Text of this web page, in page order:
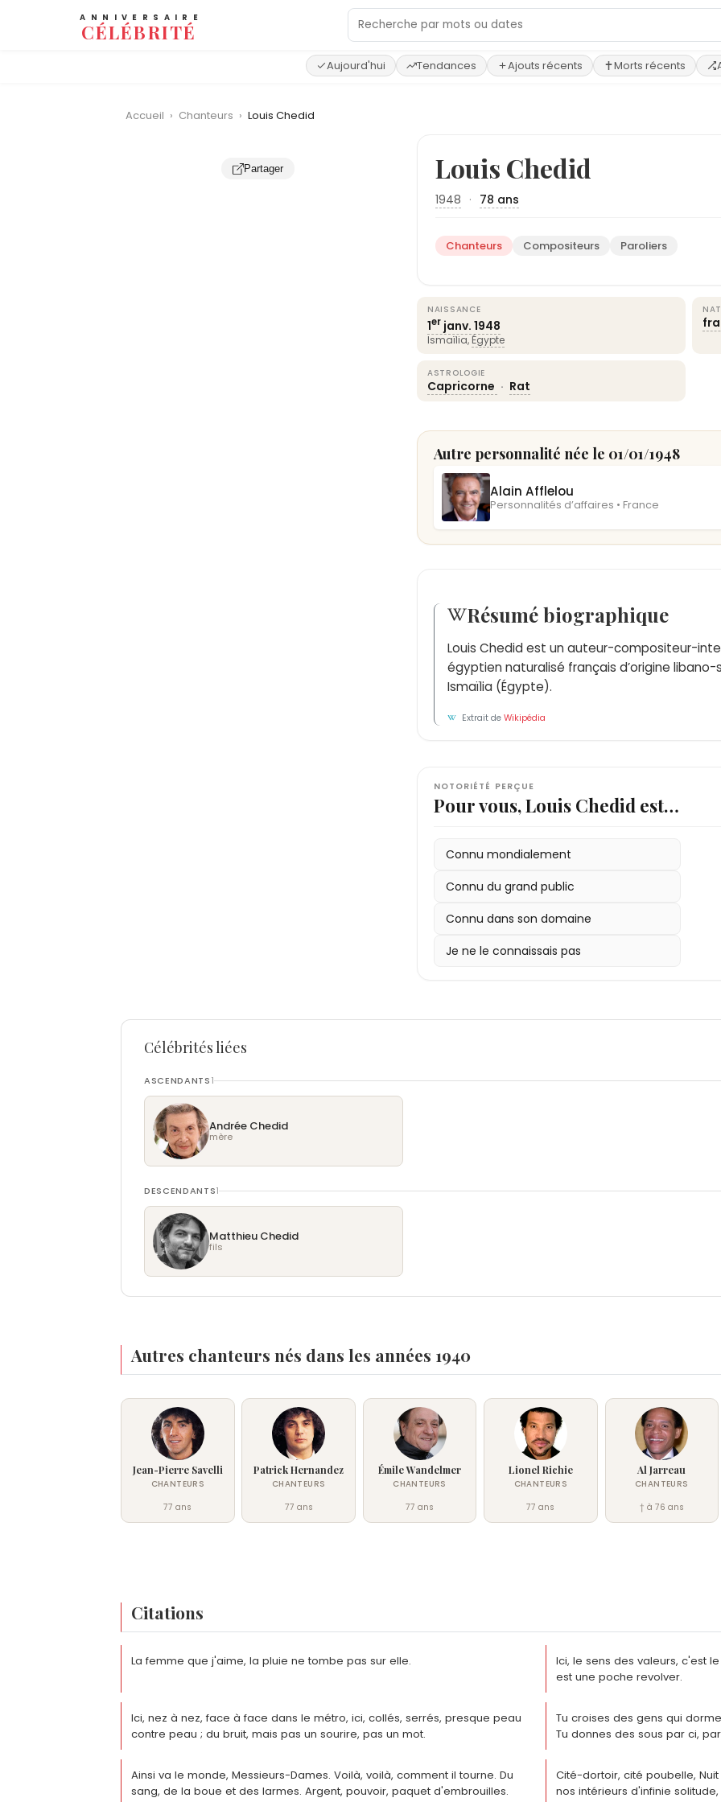
ANNIVERSAIRE
CÉLÉBRITÉ
Aujourd'hui Tendances Ajouts récents Morts récents
Accueil › Chanteurs › Louis Chedid
Partager Louis Chedid
1948 · 78 ans
Chanteurs Compositeurs Paroliers
NAISSANCE
1er janv. 1948
Ismaïlia, Égypte
ASTROLOGIE
Capricorne · Rat
Autre personnalité née le 01/01/1948
Alain Afflelou
Personnalités d’affaires • France
Résumé biographique
Louis Chedid est un auteur-compositeur-
égyptien naturalisé français d’origine libano-
Ismaïlia (Égypte).
Extrait deWikipédia
NOTORIÉTÉ PERÇUE
Pour vous, Louis Chedid est…
Connu mondialement
Connu du grand public
Connu dans son domaine
Je ne le connaissais pas
Célébrités liées
ASCENDANTS1
Andrée Chedid
mère
DESCENDANTS1
Matthieu Chedid
fils
Autres chanteurs nés dans les années 1940
Jean-Pierre Savelli
CHANTEURS
77 ans
Patrick Hernandez
CHANTEURS
77 ans
Émile Wandelmer
CHANTEURS
77 ans
Lionel Richie
CHANTEURS
77 ans
Al Jarreau
CHANTEURS
† à 76 ans
Citations
La femme que j'aime, la pluie ne tombe pas sur elle.
Ici, le sens des valeurs, c'est
est une poche revolver.
Ici, nez à nez, face à face dans le métro, ici, collés, serrés, presque peau
contre peau ; du bruit, mais pas un sourire, pas un mot.
Tu croises des gens qui
Tu donnes des sous par ci,
Ainsi va le monde, Messieurs-Dames. Voilà, voilà, comment il tourne. Du
sang, de la boue et des larmes. Argent, pouvoir, paquet d'embrouilles.
Cité-dortoir, cité poubelle,
nos intérieurs d'infinie